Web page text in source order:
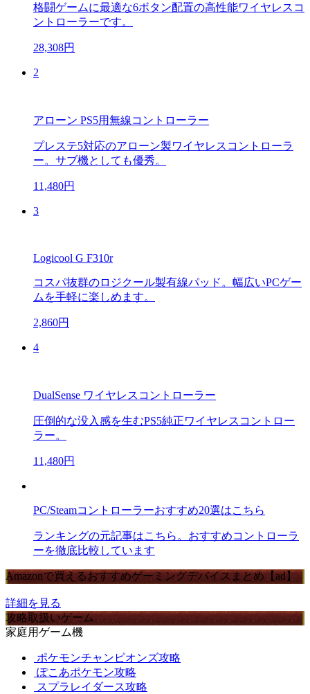
格闘ゲームに最適な6ボタン配置の高性能ワイヤレスコ
ントローラーです。
28,308円
2
アローン PS5用無線コントローラー
プレステ5対応のアローン製ワイヤレスコントローラ
ー。サブ機としても優秀。
11,480円
3
Logicool G F310r
コスパ抜群のロジクール製有線パッド。幅広いPCゲー
ムを手軽に楽しめます。
2,860円
4
DualSense ワイヤレスコントローラー
圧倒的な没入感を生むPS5純正ワイヤレスコントロー
ラー。
11,480円
PC/Steamコントローラーおすすめ20選はこちら
ランキングの元記事はこちら。おすすめコントローラ
ーを徹底比較しています
Amazonで買えるおすすめゲーミングデバイスまとめ【ad】
詳細を見る
攻略取扱いゲーム
家庭用ゲーム機
ポケモンチャンピオンズ攻略
ぽこあポケモン攻略
スプラレイダース攻略